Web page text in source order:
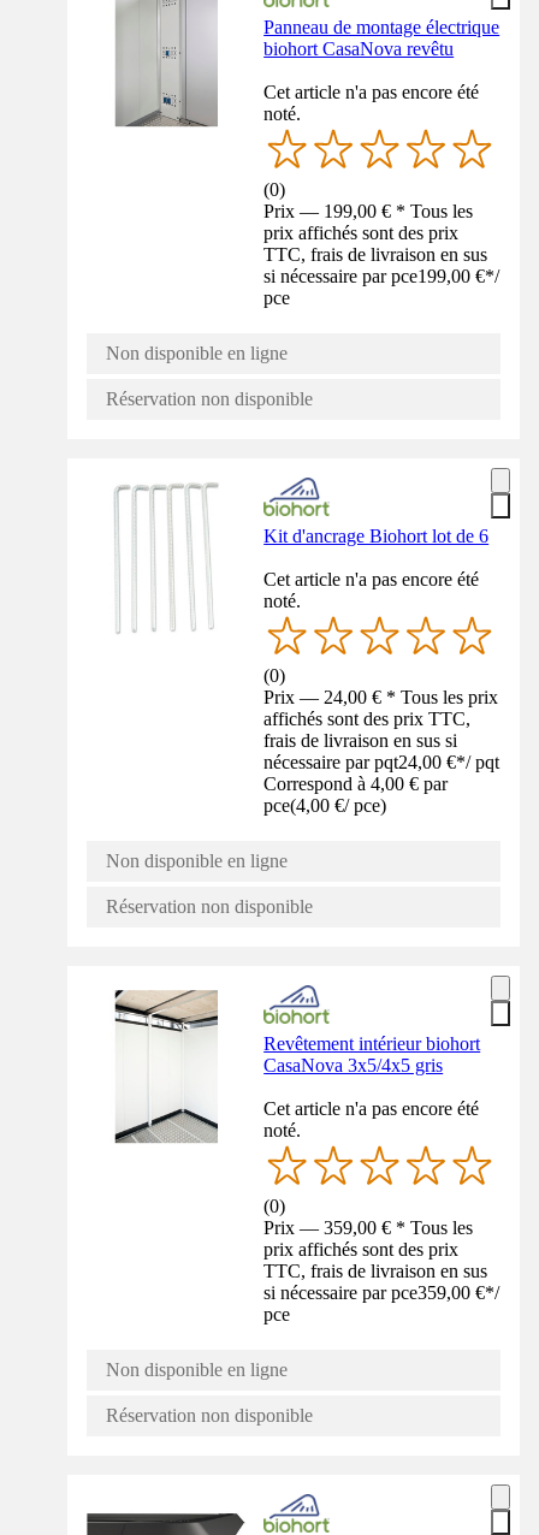
Panneau de montage électrique
biohort CasaNova revêtu
Cet article n'a pas encore été
noté.
(0)
Prix — 199,00 € * Tous les
prix affichés sont des prix
TTC, frais de livraison en sus
si nécessaire par pce199,00 €*/
pce
Non disponible en ligne
Réservation non disponible
Kit d'ancrage Biohort lot de 6
Cet article n'a pas encore été
noté.
(0)
Prix — 24,00 € * Tous les prix
affichés sont des prix TTC,
frais de livraison en sus si
nécessaire par pqt24,00 €*/ pqt
Correspond à 4,00 € par
pce(4,00 €/ pce)
Non disponible en ligne
Réservation non disponible
Revêtement intérieur biohort
CasaNova 3x5/4x5 gris
Cet article n'a pas encore été
noté.
(0)
Prix — 359,00 € * Tous les
prix affichés sont des prix
TTC, frais de livraison en sus
si nécessaire par pce359,00 €*/
pce
Non disponible en ligne
Réservation non disponible